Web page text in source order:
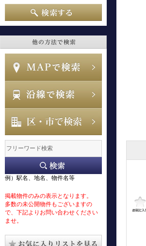
例）駅名、地名、物件名等
掲載物件のみの表示となります。
多数の未公開物件もございますの
で、下記よりお問い合わせください
ませ。